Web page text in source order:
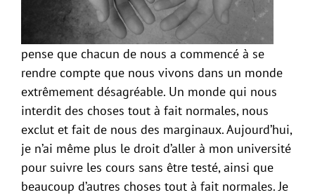
pense que chacun de nous a commencé à se
rendre compte que nous vivons dans un monde
extrêmement désagréable. Un monde qui nous
interdit des choses tout à fait normales, nous
exclut et fait de nous des marginaux. Aujourd’hui,
je n’ai même plus le droit d’aller à mon université
pour suivre les cours sans être testé, ainsi que
beaucoup d’autres choses tout à fait normales. Je